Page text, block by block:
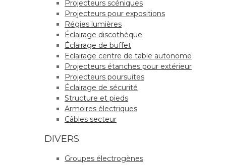
Projecteurs scéniques
Projecteurs pour expositions
Régies lumières
Éclairage discothèque
Éclairage de buffet
Eclairage centre de table autonome
Projecteurs étanches pour extérieur
Projecteurs poursuites
Éclairage de sécurité
Structure et pieds
Armoires électriques
Câbles secteur
DIVERS
Groupes électrogènes